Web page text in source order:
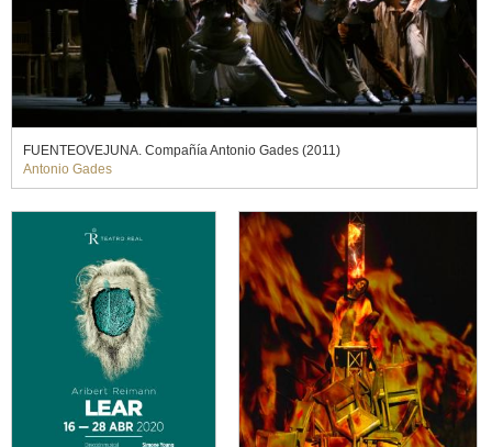
FUENTEOVEJUNA. Compañía Antonio Gades (2011)
Antonio Gades